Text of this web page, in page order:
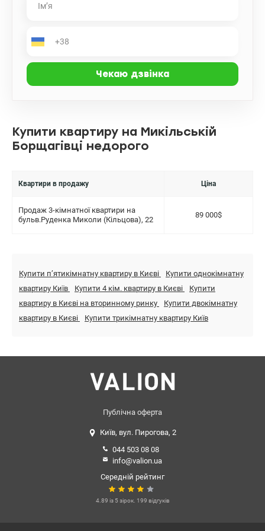
Купити квартиру на Микільській
Борщагівці недорого
Квартири в продажу Ціна
Продаж 3-кімнатної квартири на
бульв.Руденка Миколи (Кільцова), 22
89 000$
Купити пʼятикімнатну квартиру в Києві
Купити однокімнатну
квартиру Київ
Купити 4 кім. квартиру в Києві
Купити
квартиру в Києві на вторинному ринку
Купити двокімнатну
квартиру в Києві
Купити трикімнатну квартиру Київ
Публічна оферта
Київ, вул. Пирогова, 2
044 503 08 08
info@valion.ua
Середній рейтинг
4.89 із 5 зірок. 199 відгуків